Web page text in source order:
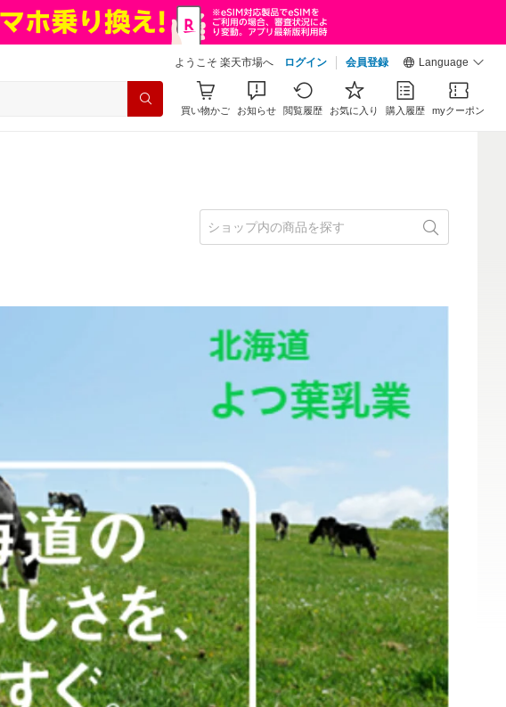
ようこそ 楽天市場へ ログイン 会員登録 Language
買い物かご お知らせ 閲覧履歴 お気に入り 購入履歴 myクーポン